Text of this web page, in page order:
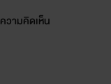
ความคิดเห็น